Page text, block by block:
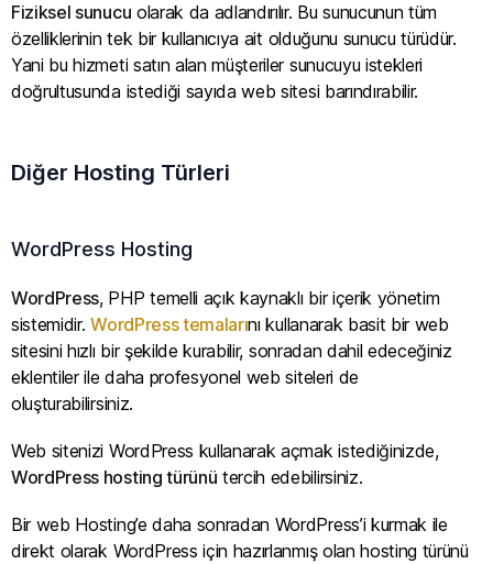
Fiziksel sunucu olarak da adlandırılır. Bu sunucunun tüm
özelliklerinin tek bir kullanıcıya ait olduğunu sunucu türüdür.
Yani bu hizmeti satın alan müşteriler sunucuyu istekleri
doğrultusunda istediği sayıda web sitesi barındırabilir.
Diğer Hosting Türleri
WordPress Hosting
WordPress, PHP temelli açık kaynaklı bir içerik yönetim
sistemidir.WordPress temalarını kullanarak basit bir web
sitesini hızlı bir şekilde kurabilir, sonradan dahil edeceğiniz
eklentiler ile daha profesyonel web siteleri de
oluşturabilirsiniz.
Web sitenizi WordPress kullanarak açmak istediğinizde,
WordPress hosting türünü tercih edebilirsiniz.
Bir web Hosting’e daha sonradan WordPress’i kurmak ile
direkt olarak WordPress için hazırlanmış olan hosting türünü